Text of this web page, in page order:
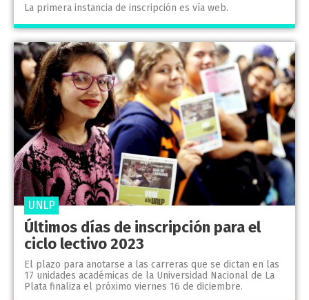
La primera instancia de inscripción es vía web.
Últimos días de inscripción para el
ciclo lectivo 2023
El plazo para anotarse a las carreras que se dictan en las
17 unidades académicas de la Universidad Nacional de La
Plata finaliza el próximo viernes 16 de diciembre.
UNLP